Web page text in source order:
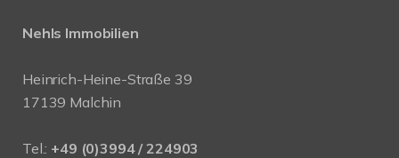
Nehls Immobilien
Heinrich-Heine-Straße 39
17139 Malchin
Tel.: +49 (0)3994 / 224903